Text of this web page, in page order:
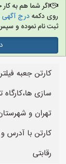
اگر شما هم به
روی دکمهدرج آگهی
ثبت نام نموده و
کارتن جعبه
سازی
تهران و
کارتن با
رقابتی